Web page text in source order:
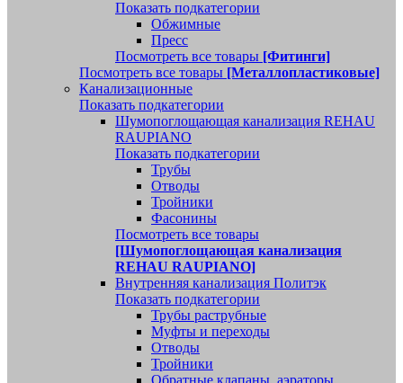
Показать подкатегории
Обжимные
Пресс
Посмотреть все товары [Фитинги]
Посмотреть все товары [Металлопластиковые]
Канализационные
Показать подкатегории
Шумопоглощающая канализация REHAU
RAUPIANO
Показать подкатегории
Трубы
Отводы
Тройники
Фасонины
Посмотреть все товары
[Шумопоглощающая канализация
REHAU RAUPIANO]
Внутренняя канализация Политэк
Показать подкатегории
Трубы раструбные
Муфты и переходы
Отводы
Тройники
Обратные клапаны, аэраторы,